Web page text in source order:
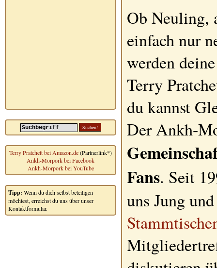
Terry Pratchett bei Amazon.de(Partnerlink*)
Ankh-Morpork bei Facebook
Ankh-Morpork bei YouTube
Tipp: Wenn du dich selbst beteiligen
möchtest, erreichst du uns über unser
Kontaktformular.
Ob Neuling,
einfach nur
werden
Terry
du kannst
Der Ankh-
Fans. Seit
uns Jung